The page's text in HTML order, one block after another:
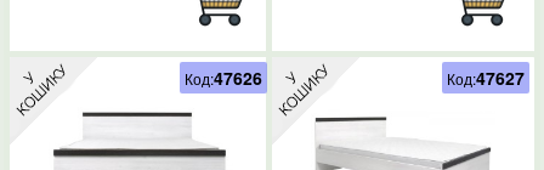
Код:47626 Код:47627